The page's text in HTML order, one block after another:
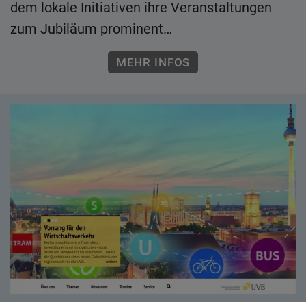
dem lokale Initiativen ihre Veranstaltungen
zum Jubiläum prominent…
MEHR INFOS